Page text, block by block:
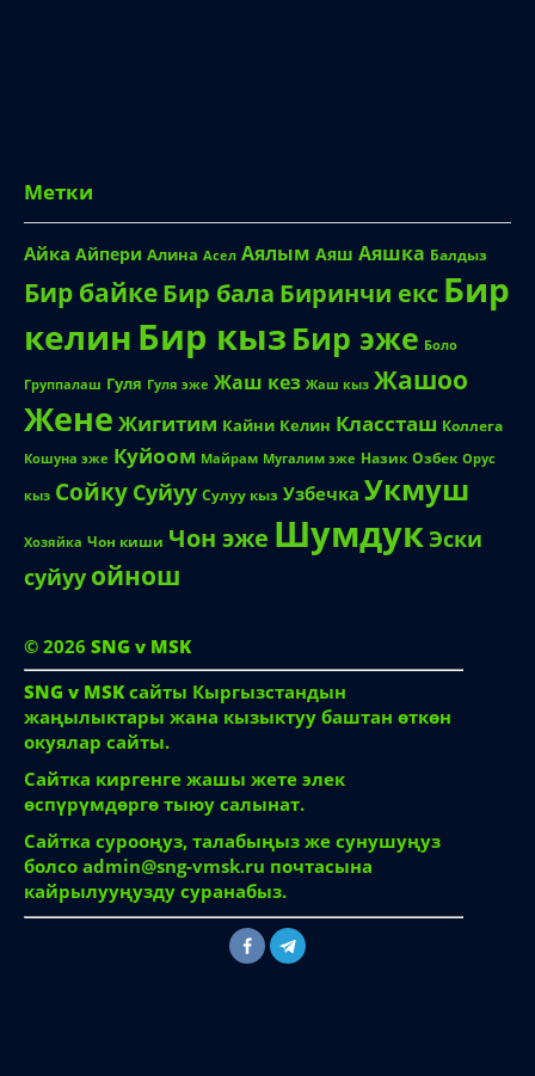
Метки
Айка Айпери Алина Асел Аялым Аяш Аяшка Балдыз
Бир байкеБир бала Биринчи екс Бир
келин Бир кыз Бир эже Боло
Группалаш Гуля Гуля эже Жаш кез Жаш кыз Жашоо
Жене Жигитим Кайни Келин Классташ Коллега
Кошуна эже Куйоом Майрам Мугалим эже Назик Озбек Орус
кыз Сойку Суйуу Сулуу кыз Узбечка Укмуш
Хозяйка Чон киши Чон эже ШумдукЭски
суйуу ойнош
© 2026 SNG v MSK
SNG v MSK сайты Кыргызстандын
жаңылыктары жана кызыктуу баштан өткөн
окуялар сайты.
Сайтка киргенге жашы жете элек
өспүрүмдөргө тыюу салынат.
Сайтка сурооңуз, талабыңыз же сунушуңуз
болсо admin@sng-vmsk.ru почтасына
кайрылууңузду суранабыз.